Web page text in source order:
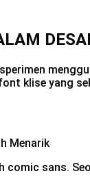
klise yang
comic sans.